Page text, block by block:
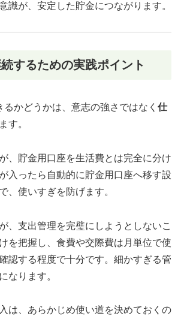
識が、安定した貯金につながります。
するための実践ポイント
かどうかは、意志の強さではなく 仕
す。
、貯金用口座を生活費とは完全に分け
入ったら自動的に貯金用口座へ移す設
、使いすぎを防げます。
、支出管理を完璧にしようとしないこ
を把握し、食費や交際費は月単位で使
認する程度で十分です。細かすぎる管
なります。
は、あらかじめ使い道を決めておくの